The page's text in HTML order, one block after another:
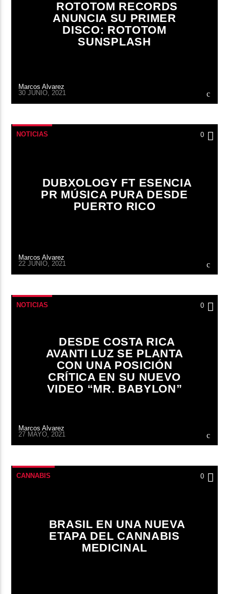
ROTOTOM RECORDS
ANUNCIA SU PRIMER
DISCO: ROTOTOM
SUNSPLASH
Marcos Alvarez
30 JUNIO, 2021
NOTICIAS 0
DUBXOLOGY FT ESENCIA
PR MÚSICA PURA DESDE
PUERTO RICO
Marcos Alvarez
22 JUNIO, 2021
NOTICIAS 0
DESDE COSTA RICA
AVANTI LUZ SE PLANTA
CON UNA POSICIÓN
CRÍTICA EN SU NUEVO
VIDEO “MR. BABYLON”
Marcos Alvarez
27 MAYO, 2021
CANNABIS 0
BRASIL EN UNA NUEVA
ETAPA DEL CANNABIS
MEDICINAL